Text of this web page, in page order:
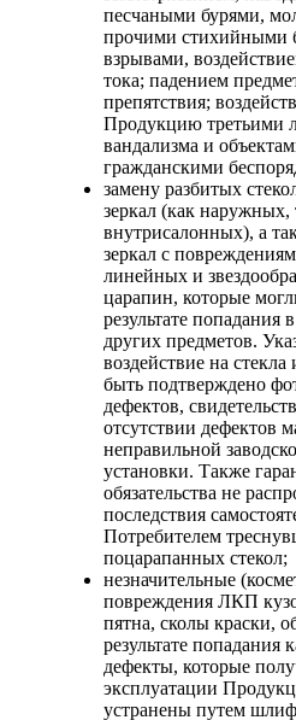
песчаными бурями,
прочими стихийными
взрывами,
тока; падением
препятствия;
Продукцию третьими
вандализма и
гражданскими
замену разбитых
зеркал (как наружных,
внутрисалонных), а
зеркал с
линейных и
царапин, которые
результате попадания
других предметов.
воздействие на
быть подтверждено
дефектов,
отсутствии дефектов
неправильной
установки. Также
обязательства не
последствия
Потребителем
поцарапанных стекол;
незначительные
повреждения ЛКП
пятна, сколы краски,
результате попадания
дефекты, которые
эксплуатации
устранены путем